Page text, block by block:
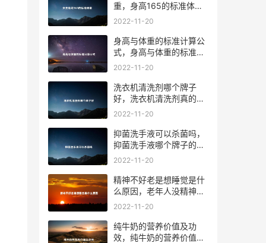
重，身高165的标准体重
是多少斤
2022-11-20
身高与体重的标准计算公
式，身高与体重的标准计
算器
2022-11-20
洗衣机清洗剂哪个牌子
好，洗衣机清洗剂真的有
用吗
2022-11-20
抑菌洗手液可以杀菌吗，
抑菌洗手液哪个牌子的效
果好
2022-11-20
精神不好老是想睡觉是什
么原因，老年人没精神老
想睡觉是什么原因
2022-11-20
纯牛奶的营养价值及功
效，纯牛奶的营养价值高